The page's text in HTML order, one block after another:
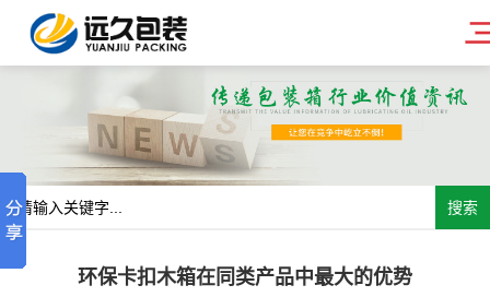
搜索
环保卡扣木箱在同类产品中最大的优势